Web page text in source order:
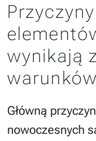
wynikają
Główną
nowoczesnych